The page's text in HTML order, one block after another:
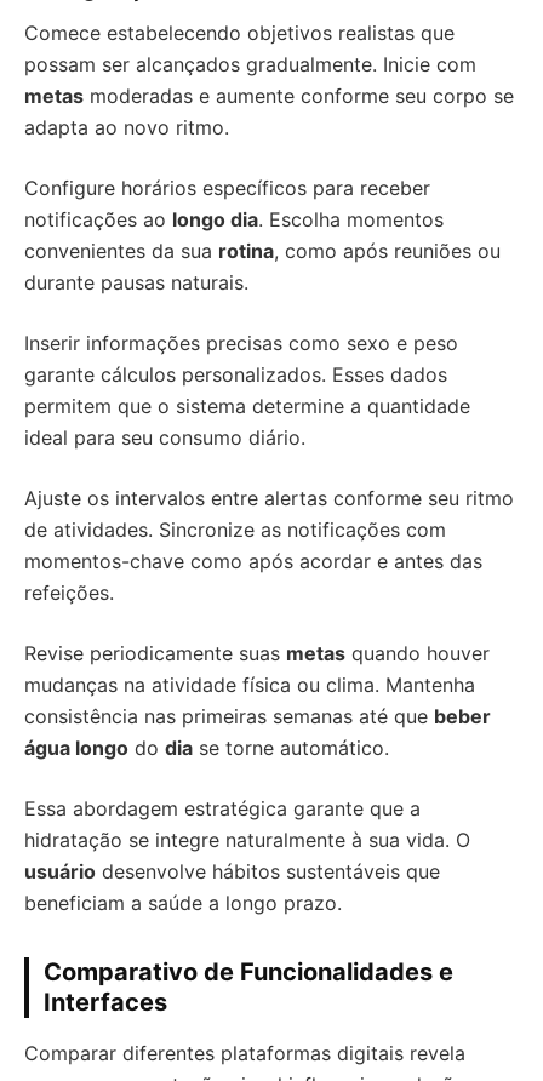
Comece estabelecendo objetivos realistas que
possam ser alcançados gradualmente. Inicie com
metas moderadas e aumente conforme seu corpo se
adapta ao novo ritmo.
Configure horários específicos para receber
notificações ao longo dia. Escolha momentos
convenientes da sua rotina, como após reuniões ou
durante pausas naturais.
Inserir informações precisas como sexo e peso
garante cálculos personalizados. Esses dados
permitem que o sistema determine a quantidade
ideal para seu consumo diário.
Ajuste os intervalos entre alertas conforme seu ritmo
de atividades. Sincronize as notificações com
momentos-chave como após acordar e antes das
refeições.
Revise periodicamente suas metas quando houver
mudanças na atividade física ou clima. Mantenha
consistência nas primeiras semanas até que beber
água longo do dia se torne automático.
Essa abordagem estratégica garante que a
hidratação se integre naturalmente à sua vida. O
usuário desenvolve hábitos sustentáveis que
beneficiam a saúde a longo prazo.
Comparativo de Funcionalidades e
Interfaces
Comparar diferentes plataformas digitais revela